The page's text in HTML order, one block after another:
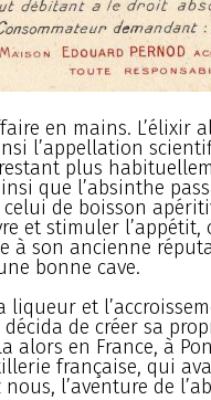
en mains. L’élixir
l’appellation
plus
que l’absinthe
de boisson
et stimuler l’appétit,
à son ancienne
bonne cave.
liqueur et
de créer sa
alors en France, à
française, qui
l’aventure de